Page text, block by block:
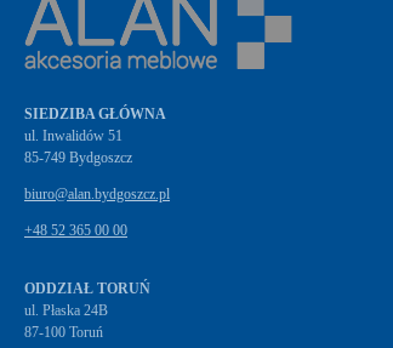
SIEDZIBA GŁÓWNA
ul. Inwalidów 51
biuro@alan.bydgoszcz.pl
+48 52 365 00 00
ODDZIAŁ TORUŃ
ul. Płaska 24B
87-100 Toruń